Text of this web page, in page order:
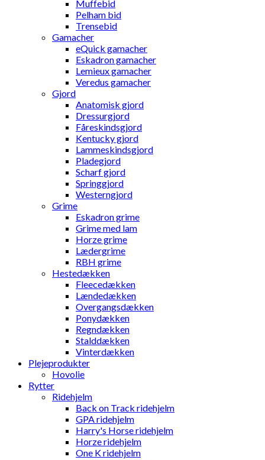
Muffebid
Pelham bid
Trensebid
Gamacher
eQuick gamacher
Eskadron gamacher
Lemieux gamacher
Veredus gamacher
Gjord
Anatomisk gjord
Dressurgjord
Fåreskindsgjord
Kentucky gjord
Lammeskindsgjord
Pladegjord
Scharf gjord
Springgjord
Westerngjord
Grime
Eskadron grime
Grime med lam
Horze grime
Lædergrime
RBH grime
Hestedækken
Fleecedækken
Lændedækken
Overgangsdækken
Ponydækken
Regndækken
Stalddækken
Vinterdækken
Plejeprodukter
Hovolie
Rytter
Ridehjelm
Back on Track ridehjelm
GPA ridehjelm
Harry's Horse ridehjelm
Horze ridehjelm
One K ridehjelm